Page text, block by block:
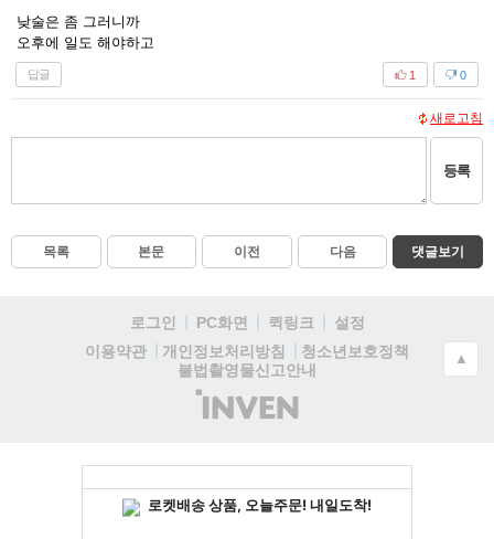
낮술은 좀 그러니까
오후에 일도 해야하고
답글 0
1
새로고침
등록
목록 본문 이전 다음 댓글보기
로그인 PC화면 퀵링크
설정
이용약관
개인정보처리방침
청소년보호정책
불법촬영물신고안내
(주)
인
▲